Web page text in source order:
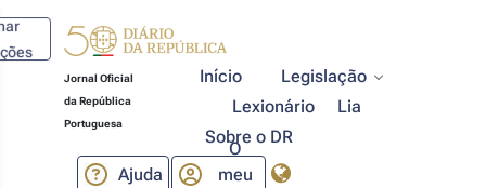
Jornal Oficial
da República
Portuguesa
Início
Legislação
Lexionário
Lia
Sobre o DR
Ajuda
O
meu